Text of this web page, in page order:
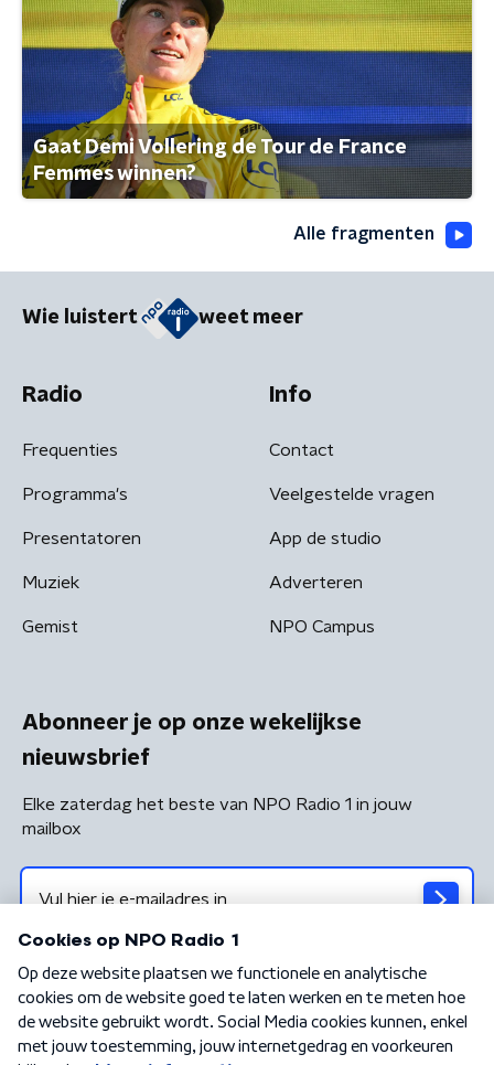
Gaat Demi Vollering de Tour de France
Femmes winnen?
Alle fragmenten
Wie luistert weet meer
Radio
Frequenties
Programma's
Presentatoren
Muziek
Gemist
Info
Contact
Veelgestelde vragen
App de studio
Adverteren
NPO Campus
Abonneer je op onze wekelijkse
nieuwsbrief
Elke zaterdag het beste van NPO Radio 1 in jouw
mailbox
Algemene voorwaarden